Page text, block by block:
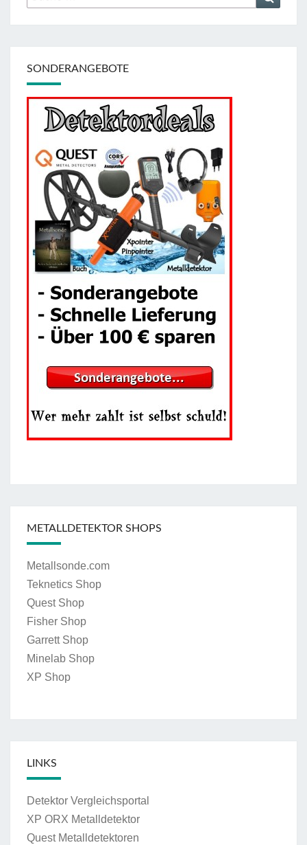
nach:
SONDERANGEBOTE
METALLDETEKTOR SHOPS
Metallsonde.com
Teknetics Shop
Quest Shop
Fisher Shop
Garrett Shop
Minelab Shop
XP Shop
LINKS
Detektor Vergleichsportal
XP ORX Metalldetektor
Quest Metalldetektoren